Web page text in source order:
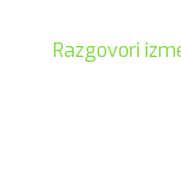
Razgovori